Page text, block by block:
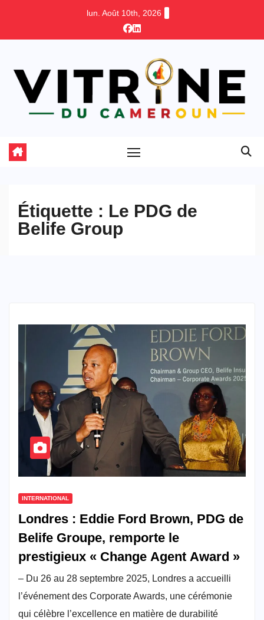
lun. Août 10th, 2026
Étiquette : Le PDG de
Belife Group
INTERNATIONAL
Londres : Eddie Ford Brown, PDG de
Belife Groupe, remporte le
prestigieux « Change Agent Award »
– Du 26 au 28 septembre 2025, Londres a accueilli
l’événement des Corporate Awards, une cérémonie
qui célèbre l’excellence en matière de durabilité